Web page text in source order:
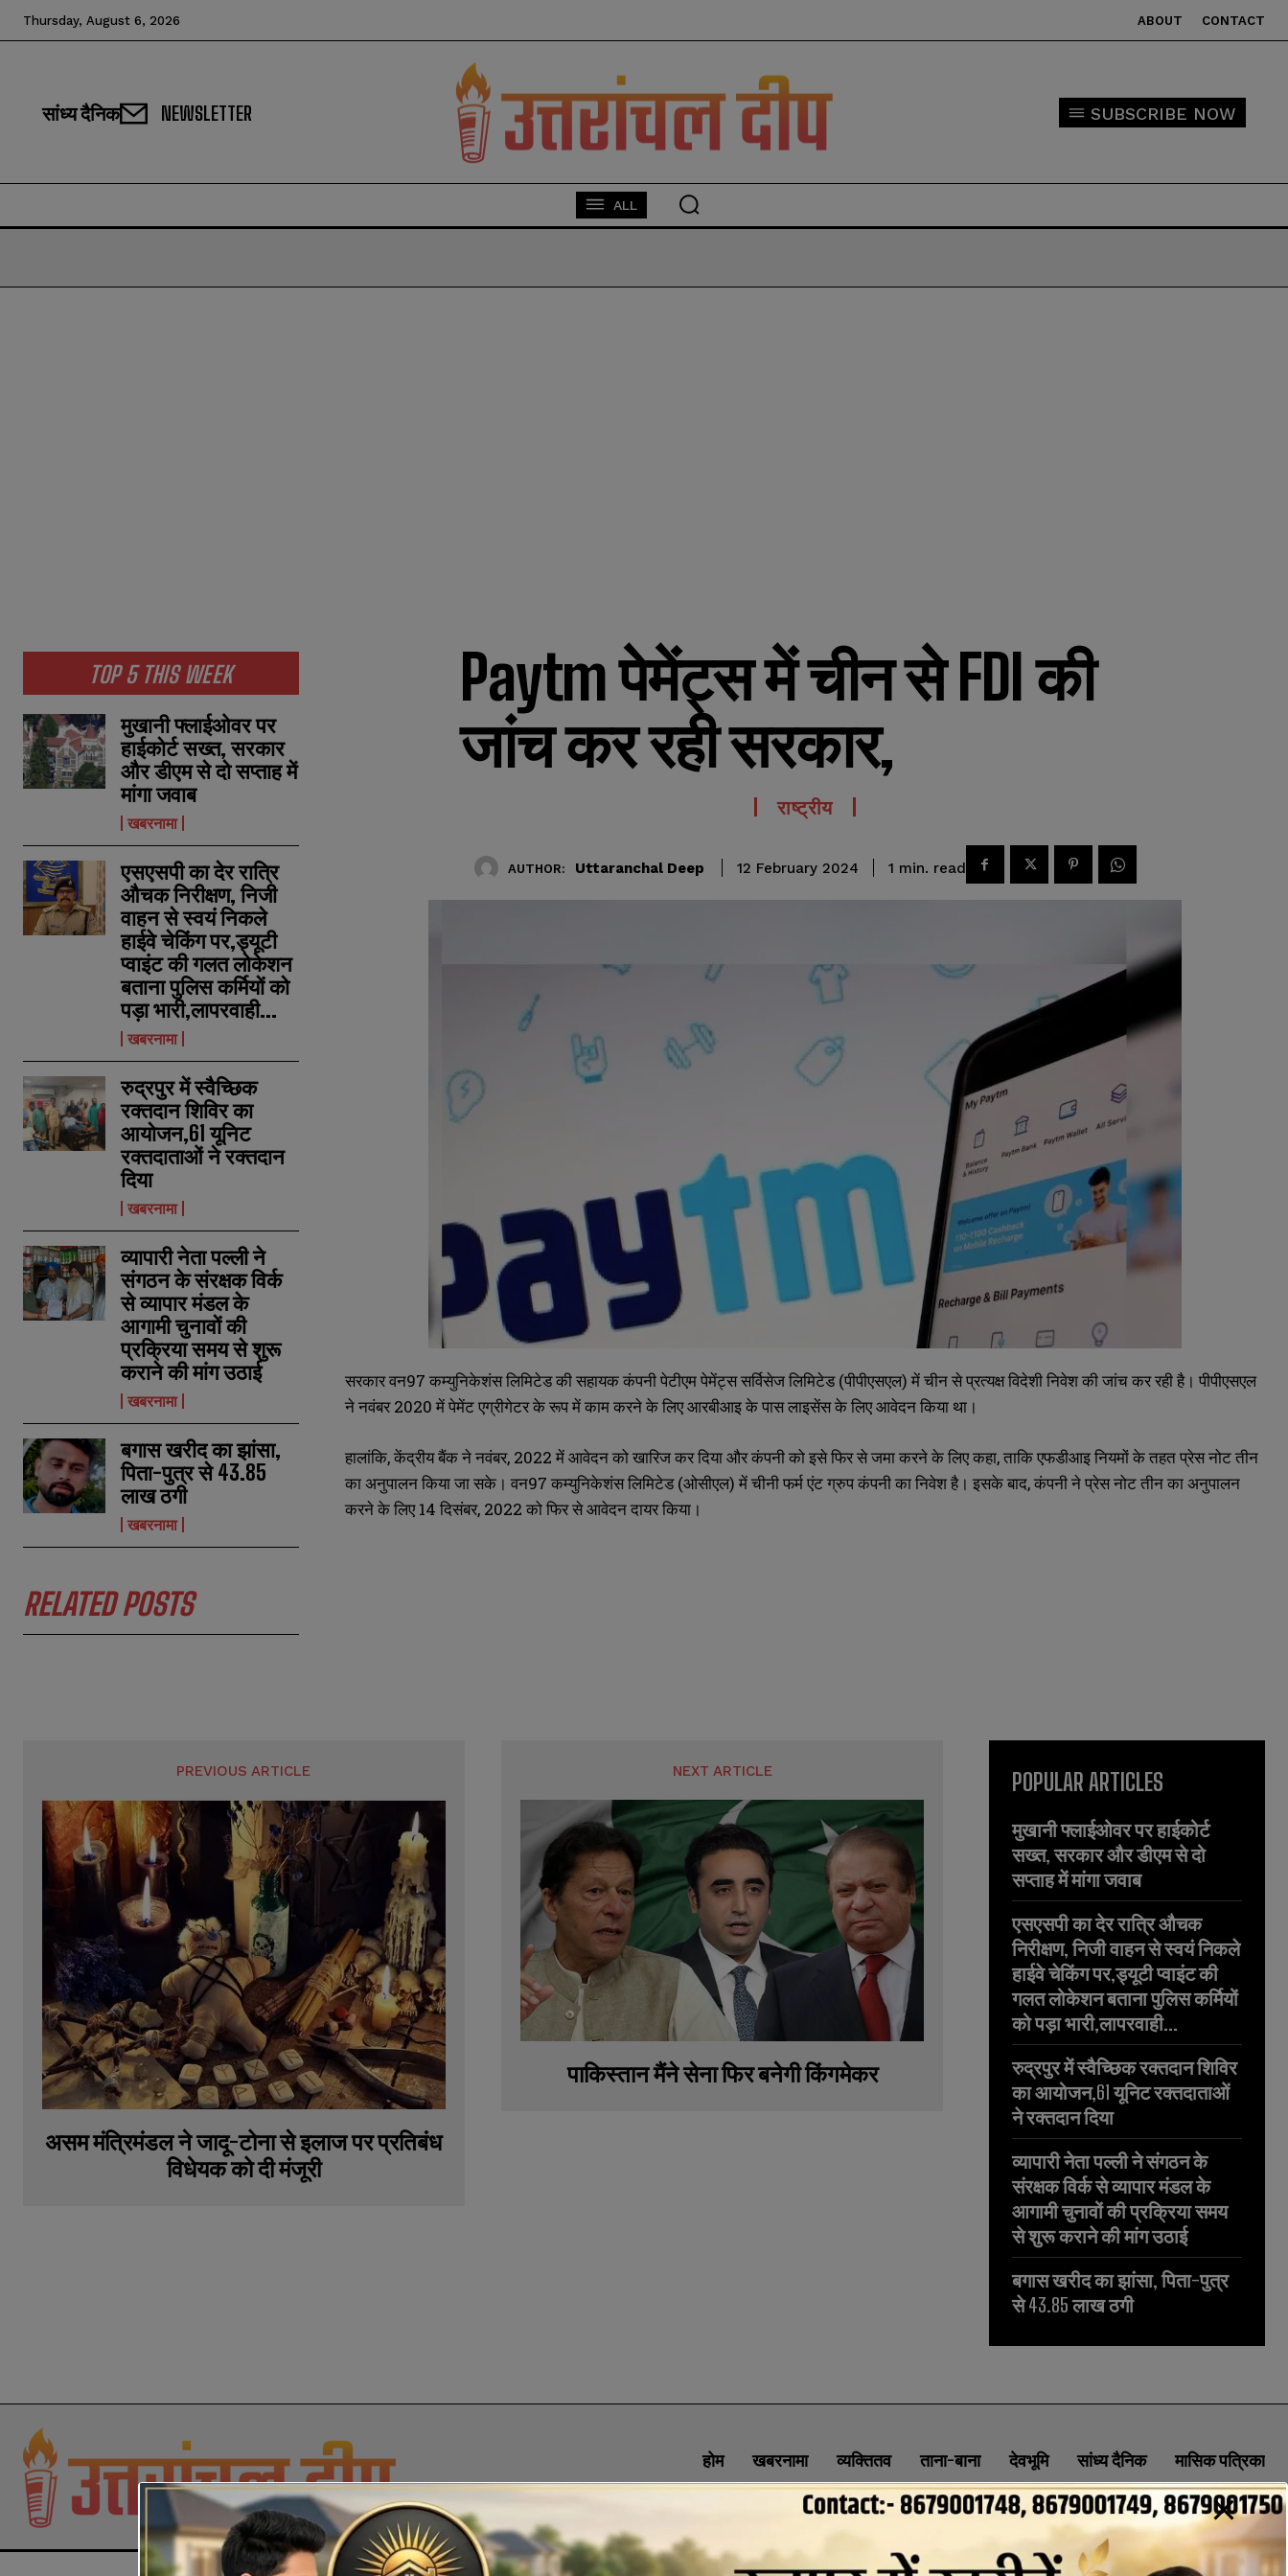
e
*
E
m
lu
m
e SUBMIT
e
*
E
m
lu
m
e SUBMIT
Thursday, August 6, 2026 ABOUT CONTACT
सांध्य दैनिक NEWSLETTER SUBSCRIBE NOW
ALL
TOP 5 THIS WEEK
मुखानी फ्लाईओवर पर
हाईकोर्ट सख्त, सरकार
और डीएम से दो सप्ताह में
मांगा जवाब
खबरनामा
एसएसपी का देर रात्रि
औचक निरीक्षण, निजी
वाहन से स्वयं निकले
हाईवे चेकिंग पर,ड्यूटी
प्वाइंट की गलत लोकेशन
बताना पुलिस कर्मियों को
पड़ा भारी,लापरवाही...
खबरनामा
रुद्रपुर में स्वैच्छिक
रक्तदान शिविर का
आयोजन,61 यूनिट
रक्तदाताओं ने रक्तदान
दिया
खबरनामा
व्यापारी नेता पल्ली ने
संगठन के संरक्षक विर्क
से व्यापार मंडल के
आगामी चुनावों की
प्रक्रिया समय से शुरू
कराने की मांग उठाई
खबरनामा
बगास खरीद का झांसा,
पिता-पुत्र से 43.85
लाख ठगी
खबरनामा
RELATED POSTS
Paytm पेमेंट्स में चीन से FDI की
जांच कर रही सरकार,
राष्ट्रीय
AUTHOR: Uttaranchal Deep 12 February 2024 1 min. read
सरकार वन97 कम्युनिकेशंस लिमिटेड की सहायक कंपनी पेटीएम पेमेंट्स सर्विसेज लिमिटेड (पीपीएसएल) में चीन से प्रत्यक्ष विदेशी निवेश की जांच कर रही है। पीपीएसएल
ने नवंबर 2020 में पेमेंट एग्रीगेटर के रूप में काम करने के लिए आरबीआइ के पास लाइसेंस के लिए आवेदन किया था।
हालांकि, केंद्रीय बैंक ने नवंबर, 2022 में आवेदन को खारिज कर दिया और कंपनी को इसे फिर से जमा करने के लिए कहा, ताकि एफडीआइ नियमों के तहत प्रेस नोट तीन
का अनुपालन किया जा सके। वन97 कम्युनिकेशंस लिमिटेड (ओसीएल) में चीनी फर्म एंट ग्रुप कंपनी का निवेश है। इसके बाद, कंपनी ने प्रेस नोट तीन का अनुपालन
करने के लिए 14 दिसंबर, 2022 को फिर से आवेदन दायर किया।
PREVIOUS ARTICLE
असम मंत्रिमंडल ने जादू-टोना से इलाज पर प्रतिबंध
विधेयक को दी मंजूरी
NEXT ARTICLE
पाकिस्तान मैंने सेना फिर बनेगी किंगमेकर
POPULAR ARTICLES
मुखानी फ्लाईओवर पर हाईकोर्ट
सख्त, सरकार और डीएम से दो
सप्ताह में मांगा जवाब
एसएसपी का देर रात्रि औचक
निरीक्षण, निजी वाहन से स्वयं निकले
हाईवे चेकिंग पर,ड्यूटी प्वाइंट की
गलत लोकेशन बताना पुलिस कर्मियों
को पड़ा भारी,लापरवाही...
रुद्रपुर में स्वैच्छिक रक्तदान शिविर
का आयोजन,61 यूनिट रक्तदाताओं
ने रक्तदान दिया
व्यापारी नेता पल्ली ने संगठन के
संरक्षक विर्क से व्यापार मंडल के
आगामी चुनावों की प्रक्रिया समय
से शुरू कराने की मांग उठाई
बगास खरीद का झांसा, पिता-पुत्र
से 43.85 लाख ठगी
होम खबरनामा व्यक्तितव ताना-बाना देवभूमि सांध्य दैनिक मासिक पत्रिका
ABOUT CONTACT PRIVACY POLICY NEWSLETTER